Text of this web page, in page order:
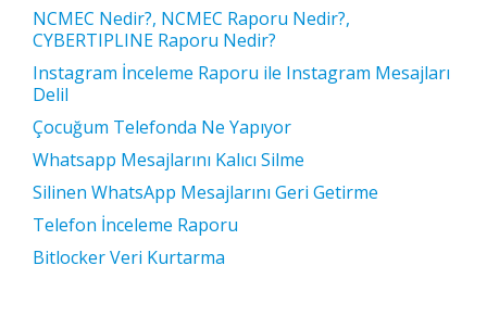
NCMEC Nedir?, NCMEC Raporu Nedir?,
CYBERTIPLINE Raporu Nedir?
Instagram İnceleme Raporu ile Instagram Mesajları
Delil
Çocuğum Telefonda Ne Yapıyor
Whatsapp Mesajlarını Kalıcı Silme
Silinen WhatsApp Mesajlarını Geri Getirme
Telefon İnceleme Raporu
Bitlocker Veri Kurtarma